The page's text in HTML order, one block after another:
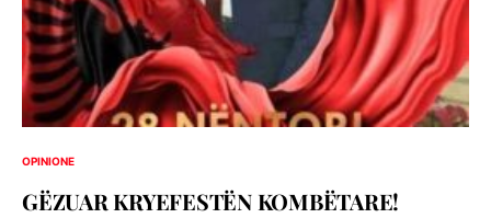
OPINIONE
GËZUAR KRYEFESTËN KOMBËTARE!